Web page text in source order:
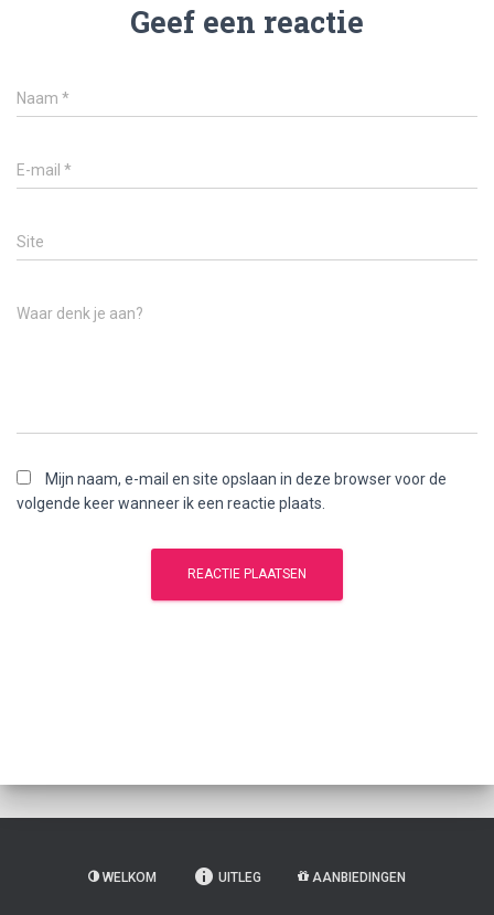
Geef een reactie
Naam *
E-mail *
Site
Waar denk je aan?
Mijn naam, e-mail en site opslaan in deze browser voor de
volgende keer wanneer ik een reactie plaats.
WELKOM UITLEG AANBIEDINGEN